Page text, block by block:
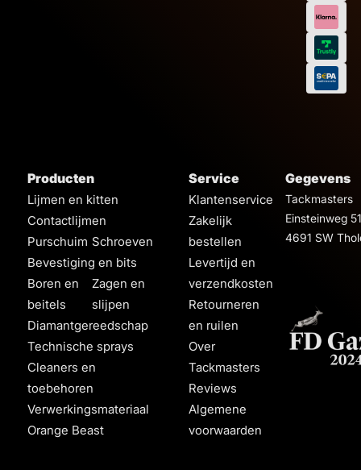
Producten
Lijmen en kitten
Contactlijmen
Purschuim Schroeven
Bevestiging en bits
Boren en
beitels
Zagen en
slijpen
Diamantgereedschap
Technische sprays
Cleaners en
toebehoren
Verwerkingsmateriaal
Orange Beast
Service
Klantenservice
Zakelijk
bestellen
Levertijd en
verzendkosten
Retourneren
en ruilen
Over
Tackmasters
Reviews
Algemene
voorwaarden
Gegevens
Tackmasters
Einsteinweg 51
4691 SW